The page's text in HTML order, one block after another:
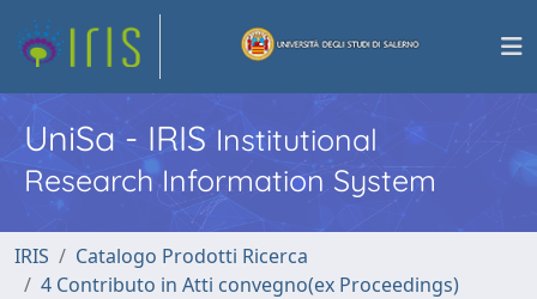
UniSa - IRISInstitutional
Research Information System
IRIS
Catalogo Prodotti Ricerca
4 Contributo in Atti convegno(ex Proceedings)